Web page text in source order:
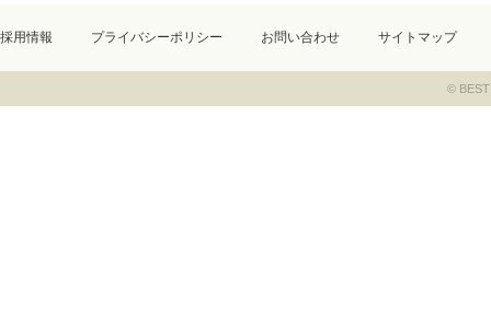
採用情報 プライバシーポリシー お問い合わせ サイトマップ
© BEST